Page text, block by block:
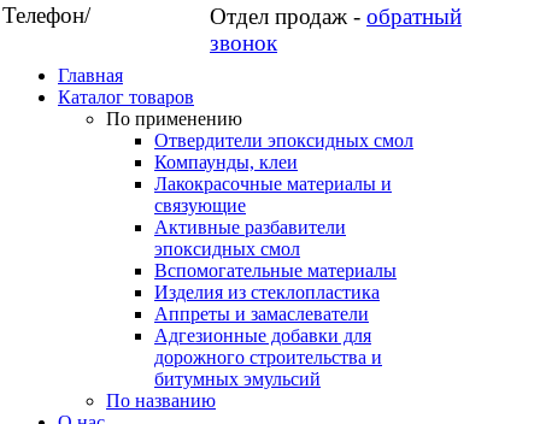
Отдел продаж - обратный
звонок
Главная
Каталог товаров
По применению
Отвердители эпоксидных смол
Компаунды, клеи
Лакокрасочные материалы и
связующие
Активные разбавители
эпоксидных смол
Вспомогательные материалы
Изделия из стеклопластика
Аппреты и замаслеватели
Адгезионные добавки для
дорожного строительства и
битумных эмульсий
По названию